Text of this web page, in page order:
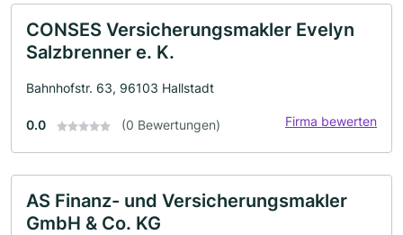
CONSES Versicherungsmakler Evelyn
Salzbrenner e. K.
Bahnhofstr. 63, 96103 Hallstadt
0.0 (0 Bewertungen) Firma bewerten
AS Finanz- und Versicherungsmakler
GmbH & Co. KG